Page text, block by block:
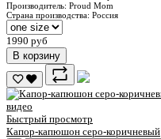
Производитель: Proud Mom
Страна производства: Россия
1990 руб
В корзину
видео
Быстрый просмотр
Капор-капюшон серо-коричневый